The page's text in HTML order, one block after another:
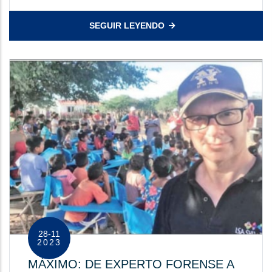
SEGUIR LEYENDO
28-11
2023
MÁXIMO: DE EXPERTO FORENSE A